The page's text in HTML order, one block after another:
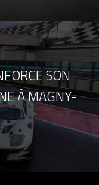
SON
À MAGNY-